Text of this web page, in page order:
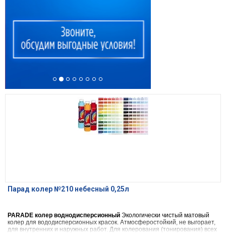
Парад колер №210 небесный 0,25л
PARADE колер воднодисперсионный Экологически чистый матовый
колер для вододисперсионных красок. Атмосферостойкий, не выгорает,
для внутренних и наружных работ. Для колерования (тонирования) всех